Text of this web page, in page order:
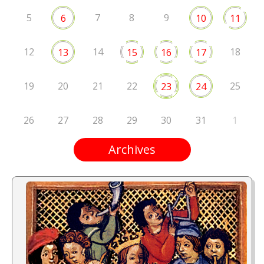
5 6 7 8 9 10 11
12 13 14 15 16 17 18
19 20 21 22 23 24 25
26 27 28 29 30 31 1
Archives